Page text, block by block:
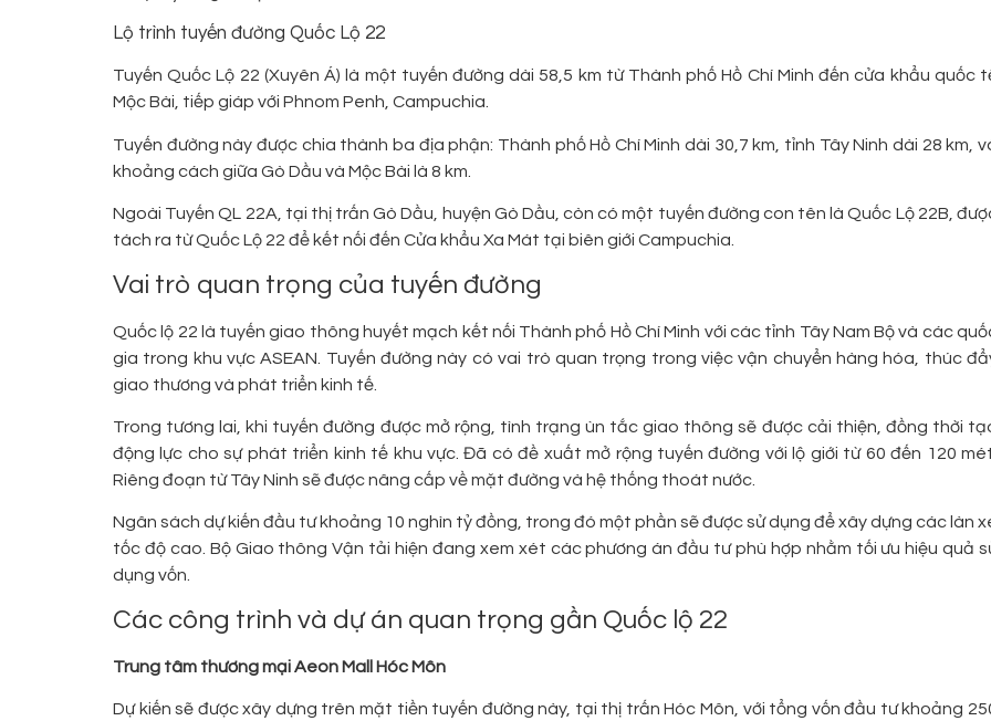
Lộ trình tuyến đường Quốc Lộ 22
Tuyến Quốc Lộ 22 (Xuyên Á) là một tuyến đường dài 58,5 km từ Thành phố Hồ Chí Minh đến cửa khẩu quốc
Mộc Bài, tiếp giáp với Phnom Penh, Campuchia.
Tuyến đường này được chia thành ba địa phận: Thành phố Hồ Chí Minh dài 30,7 km, tỉnh Tây Ninh dài 28 km,
khoảng cách giữa Gò Dầu và Mộc Bài là 8 km.
Ngoài Tuyến QL 22A, tại thị trấn Gò Dầu, huyện Gò Dầu, còn có một tuyến đường con tên là Quốc Lộ 22B,
tách ra từ Quốc Lộ 22 để kết nối đến Cửa khẩu Xa Mát tại biên giới Campuchia.
Vai trò quan trọng của tuyến đường
Quốc lộ 22 là tuyến giao thông huyết mạch kết nối Thành phố Hồ Chí Minh với các tỉnh Tây Nam Bộ và các
gia trong khu vực ASEAN. Tuyến đường này có vai trò quan trọng trong việc vận chuyển hàng hóa, thúc
giao thương và phát triển kinh tế.
Trong tương lai, khi tuyến đường được mở rộng, tình trạng ùn tắc giao thông sẽ được cải thiện, đồng thời
động lực cho sự phát triển kinh tế khu vực. Đã có đề xuất mở rộng tuyến đường với lộ giới từ 60 đến 120
Riêng đoạn từ Tây Ninh sẽ được nâng cấp về mặt đường và hệ thống thoát nước.
Ngân sách dự kiến đầu tư khoảng 10 nghìn tỷ đồng, trong đó một phần sẽ được sử dụng để xây dựng các làn
tốc độ cao. Bộ Giao thông Vận tải hiện đang xem xét các phương án đầu tư phù hợp nhằm tối ưu hiệu quả
dụng vốn.
Các công trình và dự án quan trọng gần Quốc lộ 22
Trung tâm thương mại Aeon Mall Hóc Môn
Dự kiến sẽ được xây dựng trên mặt tiền tuyến đường này, tại thị trấn Hóc Môn, với tổng vốn đầu tư khoảng